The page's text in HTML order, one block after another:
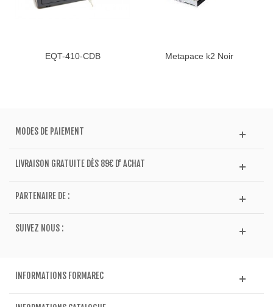
EQT-410-CDB Metapace k2 Noir
MODES DE PAIEMENT
LIVRAISON GRATUITE DÈS 89€ D' ACHAT
PARTENAIRE DE :
SUIVEZ NOUS :
INFORMATIONS FORMAREC